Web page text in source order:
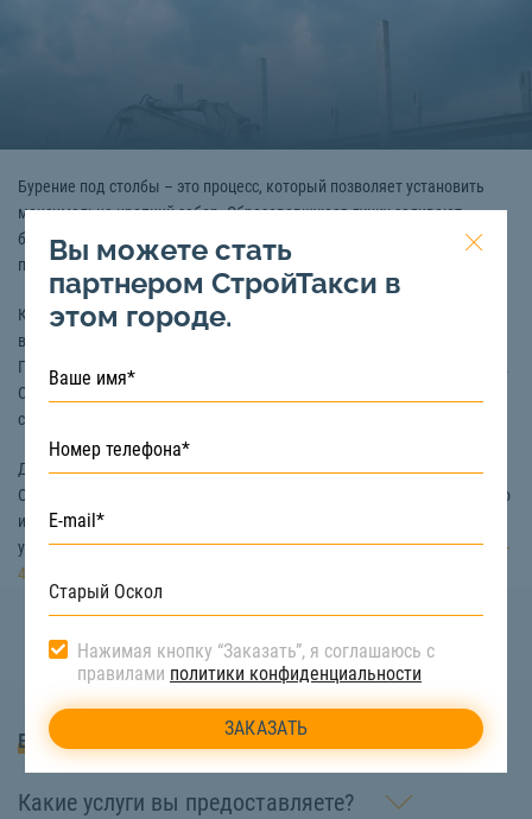
Бурение под столбы – это процесс, который позволяет установить
максимально крепкий забор. Образовавшуюся лунку заливают
бетоном, что и обеспечивает защиту от различных воздействий и
продлевает срок службы забора.
Копать лунки вручную довольно-таки сложно. Для того чтобы
выкопать хотя бы одну ямку, понадобится как минимум – 1-2 часа.
Поэтому для бурения под столбы часто используют специальный бур.
С помощью
сохраняя силы и время рабочих.
Для заказа инструмента для бурения земли под столбы в Старом
Осколе вы можете обратиться к компании «СтройТакси». У нас только
исправная техника и опытные машинисты. Узнать условия и цену
услуги бурения ям под столбы можно по номеру телефона:8 (922) 517-
40-66
Вопросы и Ответы
Какие услуги вы предоставляете?
Вы можете стать
партнером СтройТакси в
этом городе.
Нажимая кнопку “Заказать”, я соглашаюсь с
правилами политики конфиденциальности